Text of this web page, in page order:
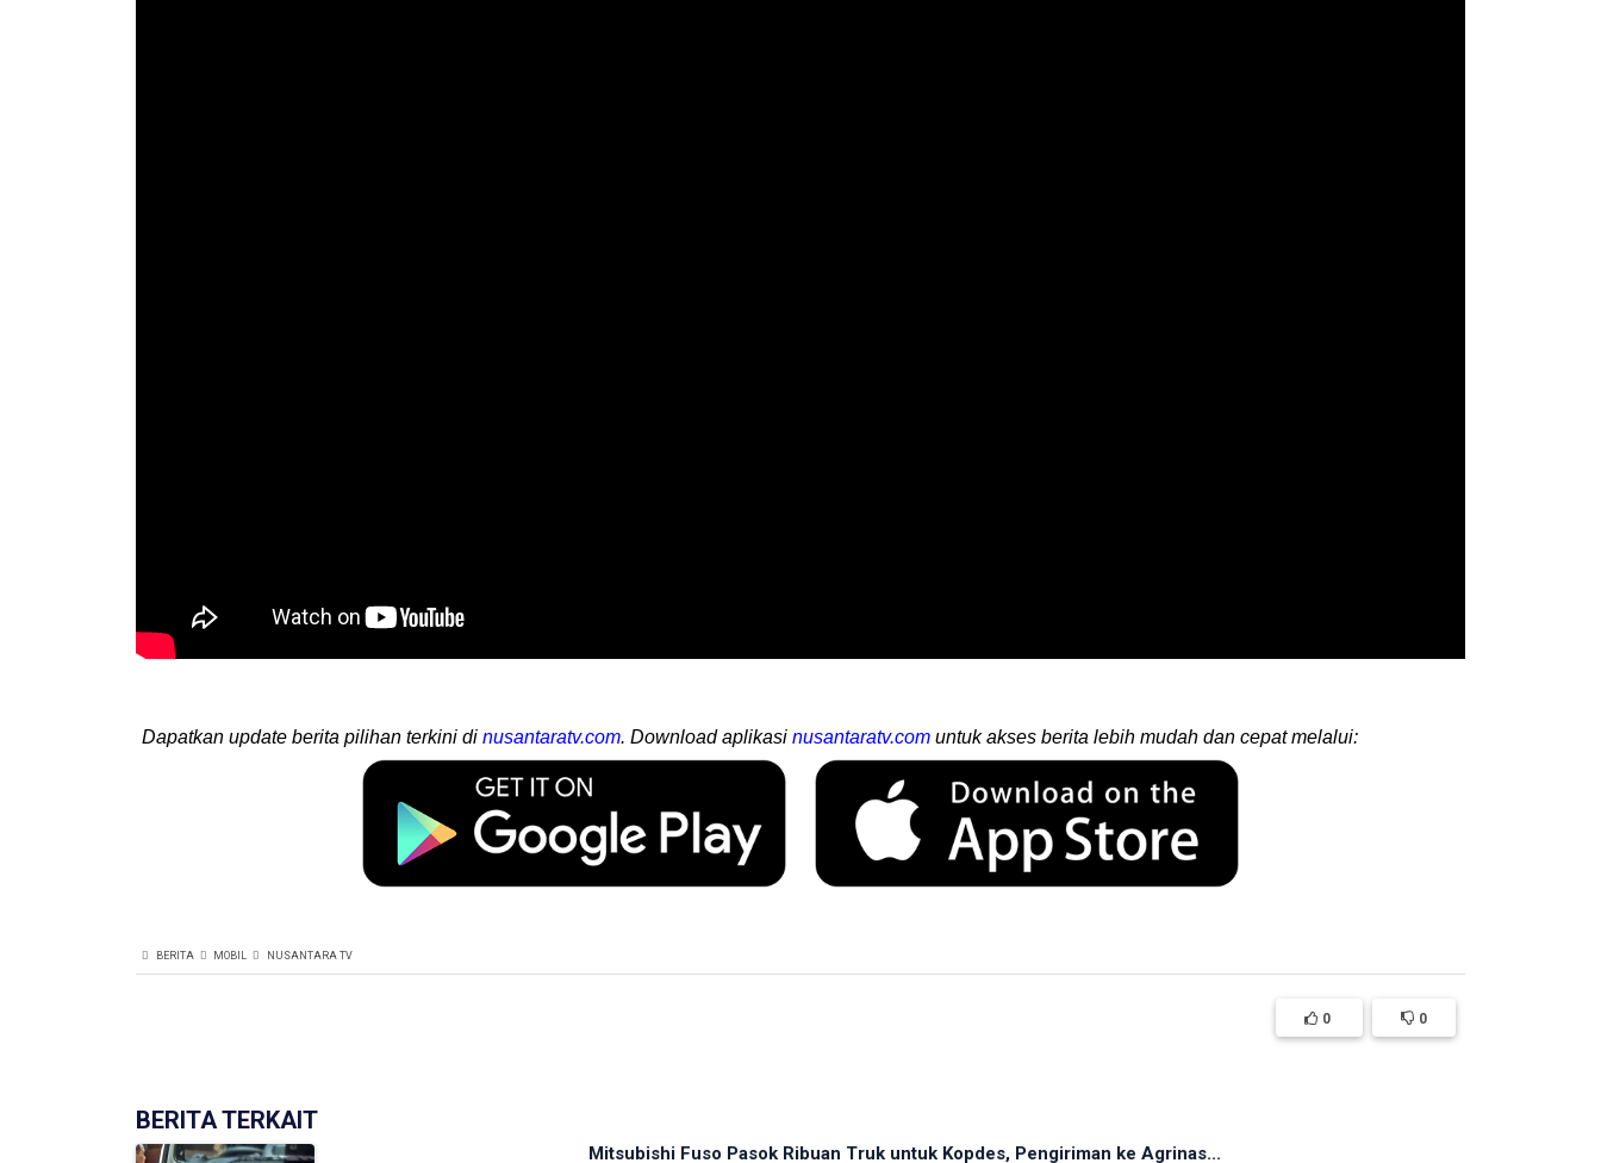
Dapatkan update berita pilihan terkini di nusantaratv.com. Download aplikasi nusantaratv.com untuk akses berita lebih mudah dan cepat melalui:
BERITA MOBIL NUSANTARA TV
0 0
BERITA TERKAIT
Mitsubishi Fuso Pasok Ribuan Truk untuk Kopdes, Pengiriman ke Agrinas...